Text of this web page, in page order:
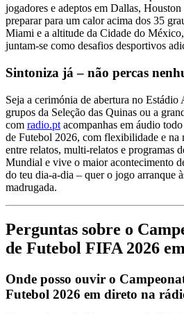
jogadores e adeptos em Dallas,
preparar para um calor acima dos 35
Miami e a altitude da Cidade do
juntam-se como desafios desportivos
Sintoniza já – não percas
Seja a cerimónia de abertura no Estádio
grupos da Seleção das Quinas ou a
com radio.pt acompanhas em áudio
de Futebol 2026, com flexibilidade e na
entre relatos, multi-relatos e programas
Mundial e vive o maior acontecimento
do teu dia-a-dia – quer o jogo arranque
madrugada.
Perguntas sobre o
de Futebol FIFA 2026
Onde posso ouvir o
Futebol 2026 em direto na